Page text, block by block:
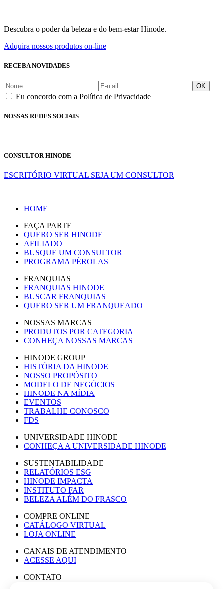
Descubra o poder da beleza e do bem-estar Hinode.
Adquira nossos produtos on-line
RECEBA NOVIDADES
OK
Eu concordo com a Política de Privacidade
NOSSAS REDES SOCIAIS
CONSULTOR HINODE
ESCRITÓRIO VIRTUAL SEJA UM CONSULTOR
HOME
FAÇA PARTE
QUERO SER HINODE
AFILIADO
BUSQUE UM CONSULTOR
PROGRAMA PÉROLAS
FRANQUIAS
FRANQUIAS HINODE
BUSCAR FRANQUIAS
QUERO SER UM FRANQUEADO
NOSSAS MARCAS
PRODUTOS POR CATEGORIA
CONHEÇA NOSSAS MARCAS
HINODE GROUP
HISTÓRIA DA HINODE
NOSSO PROPÓSITO
MODELO DE NEGÓCIOS
HINODE NA MÍDIA
EVENTOS
TRABALHE CONOSCO
FDS
UNIVERSIDADE HINODE
CONHEÇA A UNIVERSIDADE HINODE
SUSTENTABILIDADE
RELATÓRIOS ESG
HINODE IMPACTA
INSTITUTO FAR
BELEZA ALÉM DO FRASCO
COMPRE ONLINE
CATÁLOGO VIRTUAL
LOJA ONLINE
CANAIS DE ATENDIMENTO
ACESSE AQUI
CONTATO